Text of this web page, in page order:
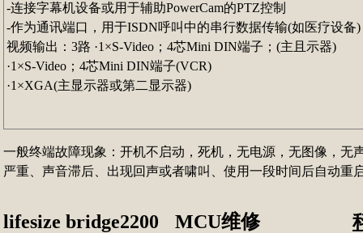
-连接字幕机设备或用于辅助PowerCam的PTZ控制
-作为通讯端口，用于ISDN呼叫中的串行数据传输(如医疗设备)
视频输出：3路 ·1×S-Video；4芯Mini DIN端子；(主且示器)
·1×S-Video；4芯Mini DIN端子(VCR)
·1×XGA(主显示器或第二显示器)
一般终端故障现象：开机不启动，死机，无电源，无图像，
严重、声音滞后、出现回声或者啸叫、使用一段时间后自动
lifesize bridge2200 MCU维修